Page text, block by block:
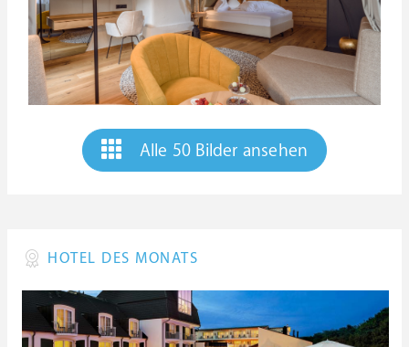
Alle 50 Bilder ansehen
HOTEL DES MONATS